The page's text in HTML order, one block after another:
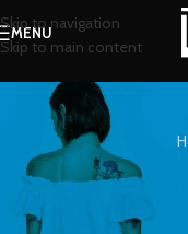
Skip to navigation
Skip to main content
MENU
ปรับผิวใหม่ใ